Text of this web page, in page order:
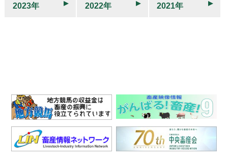
2023年 2022年 2021年